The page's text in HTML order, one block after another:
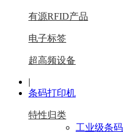
有源RFID产品
电子标签
超高频设备
|
条码打印机
特性归类
工业级条